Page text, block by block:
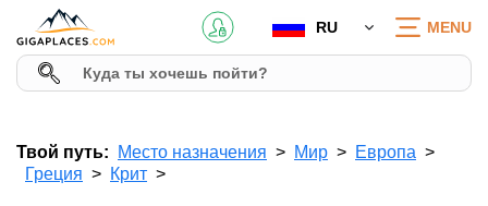
RU MENU
Твой путь: Место назначения Мир
Европа
Греция
Крит